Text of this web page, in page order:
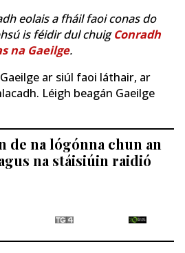
eolais a fháil faoi conas do
is féidir dul chuigConradh
na Gaeilge.
ar siúl faoi láthair, ar
Léigh beagán Gaeilge
de na lógónna chun an
na stáisiúin raidió